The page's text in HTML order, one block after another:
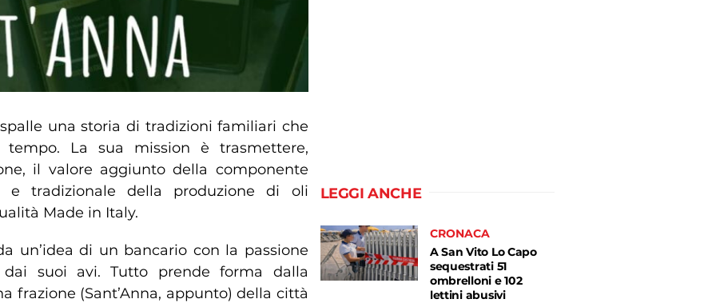
spalle una storia di tradizioni familiari che
La sua mission è trasmettere,
il valore aggiunto della componente
e tradizionale della produzione di oli
Made in Italy.
un’idea di un bancario con la passione
dai suoi avi. Tutto prende forma dalla
frazione (Sant’Anna, appunto) della città
LEGGI ANCHE
CRONACA
A San Vito Lo Capo
sequestrati 51
ombrelloni e 102
lettini abusivi